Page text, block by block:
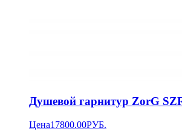
Душевой гарнитур ZorG
Цена17800.00РУБ.